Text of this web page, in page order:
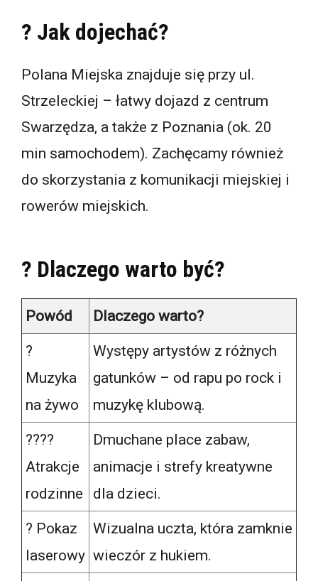
? Jak dojechać?
Polana Miejska znajduje się przy ul.
Strzeleckiej – łatwy dojazd z centrum
Swarzędza, a także z Poznania (ok. 20
min samochodem). Zachęcamy również
do skorzystania z komunikacji miejskiej i
rowerów miejskich.
? Dlaczego warto być?
Powód Dlaczego warto?
?
Muzyka
na żywo
Występy artystów z różnych
gatunków – od rapu po rock i
muzykę klubową.
?‍?‍?‍?
Atrakcje
rodzinne
Dmuchane place zabaw,
animacje i strefy kreatywne
dla dzieci.
? Pokaz
laserowy
Wizualna uczta, która zamknie
wieczór z hukiem.